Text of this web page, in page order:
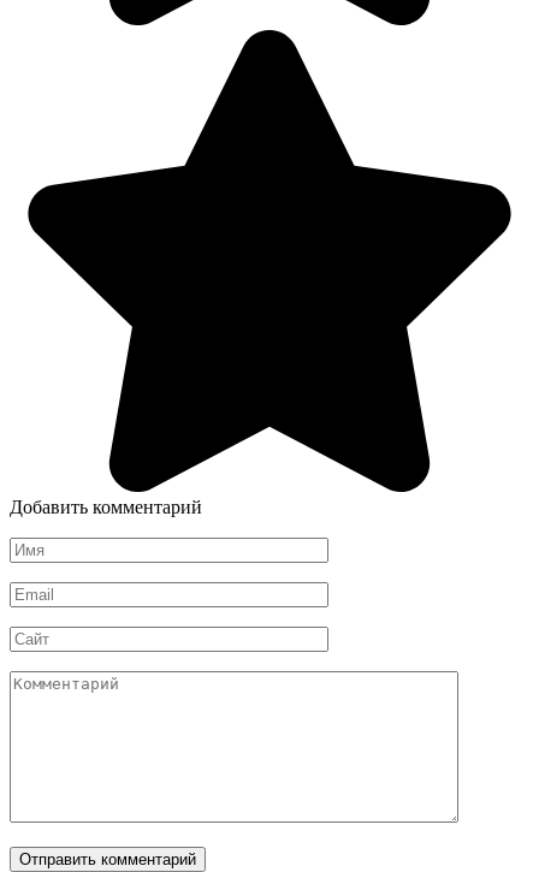
Добавить комментарий
Имя
*
Email
*
Сайт
Комментарий